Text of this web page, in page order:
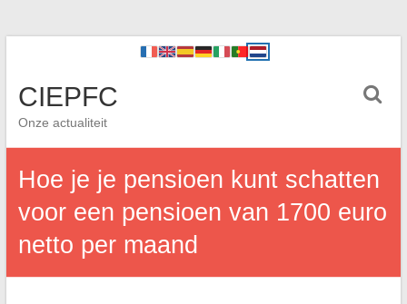
CIEPFC
Onze actualiteit
Hoe je je pensioen kunt schatten
voor een pensioen van 1700 euro
netto per maand